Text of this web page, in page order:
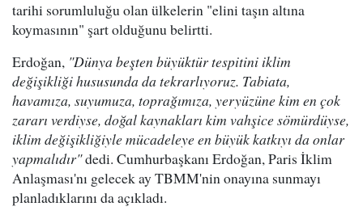
tarihi sorumluluğu olan ülkelerin "elini taşın altına
koymasının" şart olduğunu belirtti.
Erdoğan, "Dünya beşten büyüktür tespitini iklim
değişikliği hususunda da tekrarlıyoruz. Tabiata,
havamıza, suyumuza, toprağımıza, yeryüzüne kim en çok
zararı verdiyse, doğal kaynakları kim vahşice sömürdüyse,
iklim değişikliğiyle mücadeleye en büyük katkıyı da onlar
yapmalıdır"dedi. Cumhurbaşkanı Erdoğan, Paris İklim
Anlaşması'nı gelecek ay TBMM'nin onayına sunmayı
planladıklarını da açıkladı.